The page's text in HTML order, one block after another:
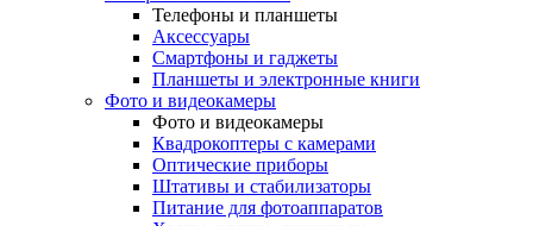
Телефоны и планшеты
Аксессуары
Смартфоны и гаджеты
Планшеты и электронные книги
Фото и видеокамеры
Фото и видеокамеры
Квадрокоптеры с камерами
Оптические приборы
Штативы и стабилизаторы
Питание для фотоаппаратов